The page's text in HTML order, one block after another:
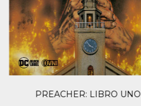
PREACHER: LIBRO UNO